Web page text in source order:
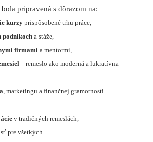
pripravená s dôrazom na:
kurzyprispôsobené trhu práce,
podnikocha stáže,
firmami a mentormi,
– remeslo ako moderná a lukratívna
, marketingu a finančnej gramotnosti
v tradičných remeslách,
pre všetkých.